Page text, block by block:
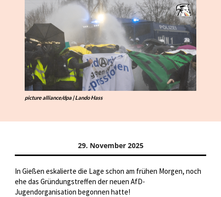
picture alliance/dpa | Lando Hass
29. November 2025
In Gießen eskalierte die Lage schon am frühen Morgen, noch
ehe das Gründungstreffen der neuen AfD-
Jugendorganisation begonnen hatte!